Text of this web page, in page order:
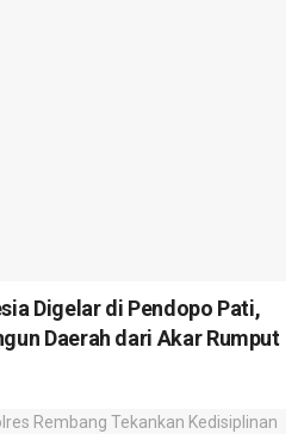
Digelar di Pendopo Pati,
Daerah dari Akar Rumput